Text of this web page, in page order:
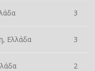
3
Ελλάδα 3
2